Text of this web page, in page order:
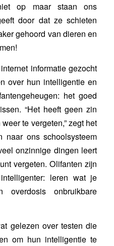
op maar staan ons
door dat ze schieten
gehoord van dieren en
informatie gezocht
over hun intelligentie en
het goed
“Het heeft geen zin
te vergeten,” zegt het
naar ons schoolsysteem
onzinnige dingen leert
vergeten. Olifanten zijn
leren wat je
onbruikbare
gelezen over testen die
om hun intelligentie te